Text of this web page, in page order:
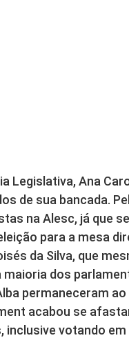
Legislativa, Ana
de sua bancada.
na Alesc, já que
para a mesa
da Silva, que
dos
permaneceram
acabou se
votando